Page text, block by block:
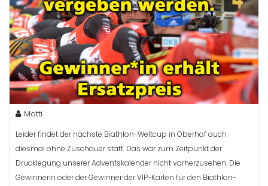
Matti
Leider findet der nächste Biathlon-Weltcup in Oberhof auch
diesmal ohne Zuschauer statt. Das war zum Zeitpunkt der
Drucklegung unserer Adventskalender nicht vorherzusehen. Die
Gewinnerin oder der Gewinner der VIP-Karten für den Biathlon-